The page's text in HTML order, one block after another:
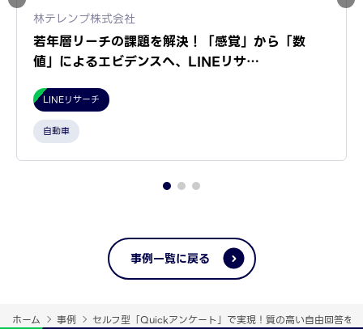
林テレンプ株式会社
若年層リーチの課題を解決！「感覚」から「数
値」によるエビデンスへ、LINEリサ…
LINEリサーチ
自動車
事例一覧に戻る
ホーム 事例 セルフ型「Quickアンケート」で実現！質の高い自由回答を